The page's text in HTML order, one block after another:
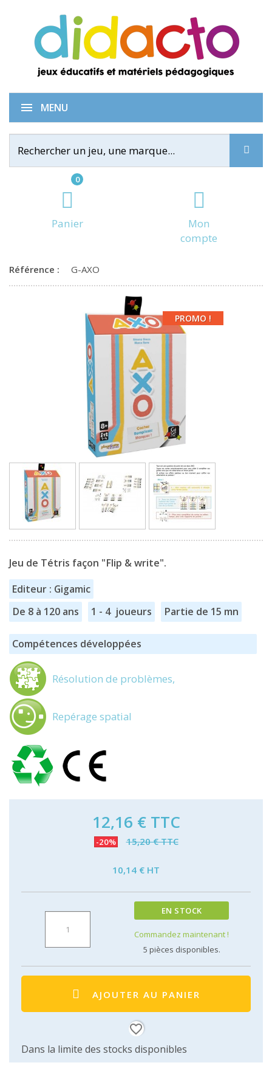
0
Panier
Mon
compte
MENU
Axo
Référence : G-AXO
PROMO !
Jeu de Tétris façon "Flip & write".
Editeur : Gigamic
De 8 à 120 ans
1 - 4 joueurs Partie de 15 mn
Compétences développées
Résolution de problèmes,
Repérage spatial
12,16 € TTC
-20% 15,20 € TTC
10,14 € HT
EN STOCK
Commandez maintenant !
5 pièces disponibles.
AJOUTER AU PANIER
favorite_border
Dans la limite des stocks disponibles